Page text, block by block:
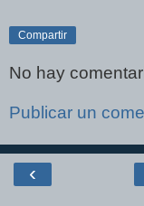
Compartir
No hay
Publicar un
‹